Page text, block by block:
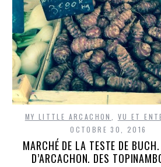
MY LITTLE ARCACHON
VU ET
OCTOBRE 30, 2016
MARCHÉ DE LA TESTE DE
D’ARCACHON. DES